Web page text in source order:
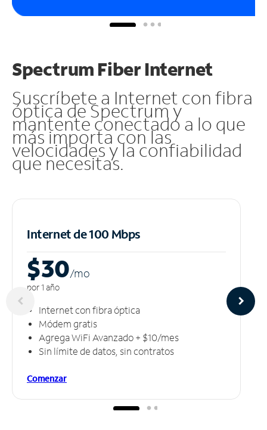
Spectrum Fiber Internet
Suscríbete a Internet con fibra
óptica de Spectrum y
mantente conectado a lo que
más importa con las
velocidades y la confiabilidad
que necesitas.
Internet de 100 Mbps
$30/mo
por 1 año
Internet con fibra óptica
Módem gratis
Agrega WiFi Avanzado + $10/mes
Sin límite de datos, sin contratos
Comenzar